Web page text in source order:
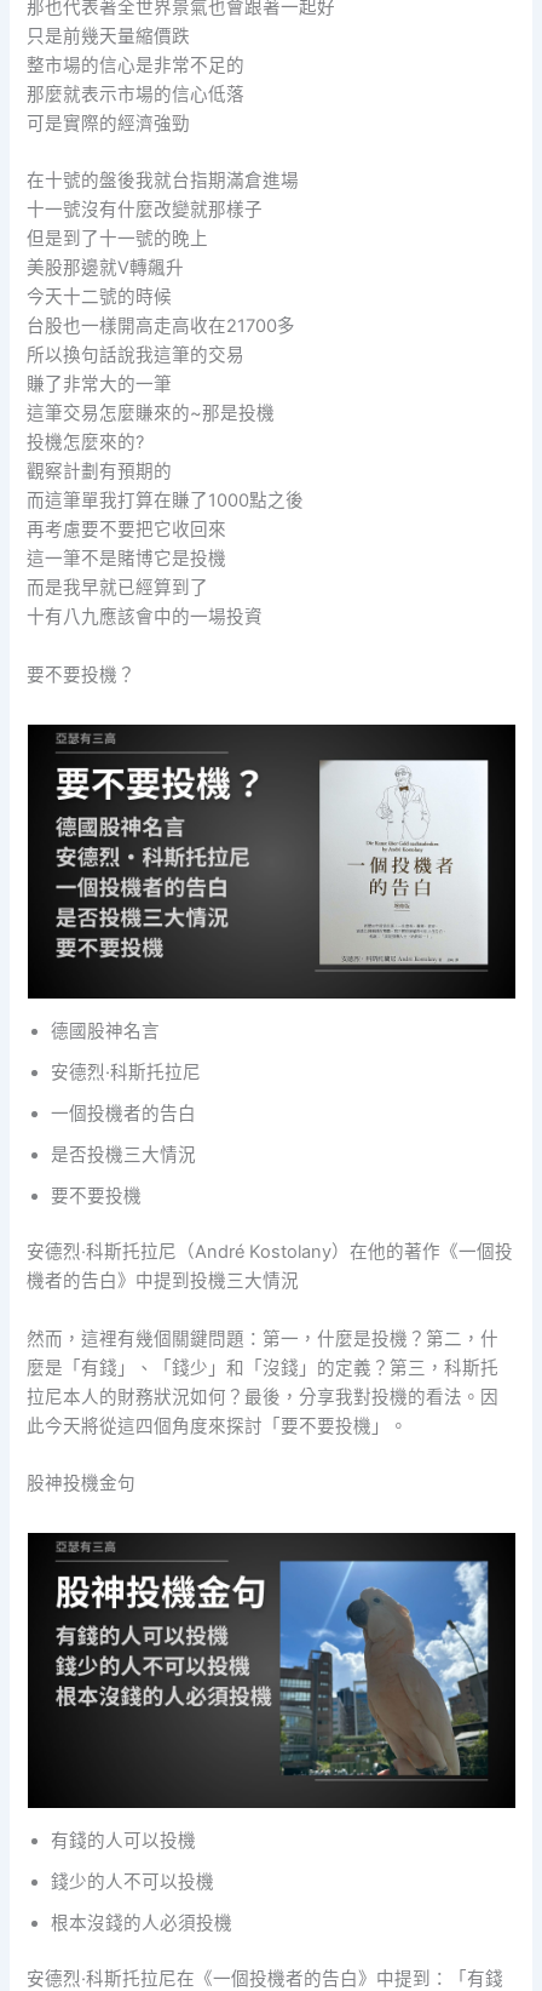
那也代表著全世界景氣也會跟著一起好
只是前幾天量縮價跌
整市場的信心是非常不足的
那麼就表示市場的信心低落
可是實際的經濟強勁
在十號的盤後我就台指期滿倉進場
十一號沒有什麼改變就那樣子
但是到了十一號的晚上
美股那邊就V轉飆升
今天十二號的時候
台股也一樣開高走高收在21700多
所以換句話說我這筆的交易
賺了非常大的一筆
這筆交易怎麼賺來的~那是投機
投機怎麼來的?
觀察計劃有預期的
而這筆單我打算在賺了1000點之後
再考慮要不要把它收回來
這一筆不是賭博它是投機
而是我早就已經算到了
十有八九應該會中的一場投資
要不要投機？
德國股神名言
安德烈·科斯托拉尼
一個投機者的告白
是否投機三大情況
要不要投機
安德烈·科斯托拉尼（André Kostolany）在他的著作《一個投
機者的告白》中提到投機三大情況
然而，這裡有幾個關鍵問題：第一，什麼是投機？第二，什
麼是「有錢」、「錢少」和「沒錢」的定義？第三，科斯托
拉尼本人的財務狀況如何？最後，分享我對投機的看法。因
此今天將從這四個角度來探討「要不要投機」。
股神投機金句
有錢的人可以投機
錢少的人不可以投機
根本沒錢的人必須投機
安德烈·科斯托拉尼在《一個投機者的告白》中提到：「有錢